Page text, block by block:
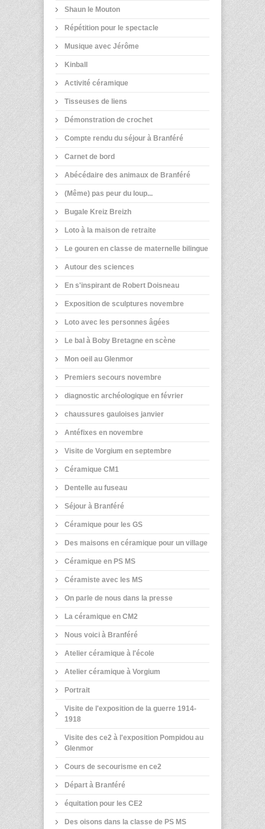
Shaun le Mouton
Répétition pour le spectacle
Musique avec Jérôme
Kinball
Activité céramique
Tisseuses de liens
Démonstration de crochet
Compte rendu du séjour à Branféré
Carnet de bord
Abécédaire des animaux de Branféré
(Même) pas peur du loup...
Bugale Kreiz Breizh
Loto à la maison de retraite
Le gouren en classe de maternelle bilingue
Autour des sciences
En s'inspirant de Robert Doisneau
Exposition de sculptures novembre
Loto avec les personnes âgées
Le bal à Boby Bretagne en scène
Mon oeil au Glenmor
Premiers secours novembre
diagnostic archéologique en février
chaussures gauloises janvier
Antéfixes en novembre
Visite de Vorgium en septembre
Céramique CM1
Dentelle au fuseau
Séjour à Branféré
Céramique pour les GS
Des maisons en céramique pour un village
Céramique en PS MS
Céramiste avec les MS
On parle de nous dans la presse
La céramique en CM2
Nous voici à Branféré
Atelier céramique à l'école
Atelier céramique à Vorgium
Portrait
Visite de l'exposition de la guerre 1914-
1918
Visite des ce2 à l'exposition Pompidou au
Glenmor
Cours de secourisme en ce2
Départ à Branféré
équitation pour les CE2
Des oisons dans la classe de PS MS